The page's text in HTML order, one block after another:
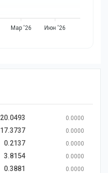
Мар '26 Июн '26
20.0493 0.0000
17.3737 0.0000
0.2137 0.0000
3.8154 0.0000
0.3881 0.0000